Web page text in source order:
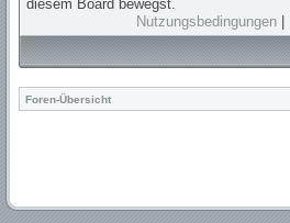
diesem Board bewegst.
Nutzungsbedingungen
Foren-Übersicht